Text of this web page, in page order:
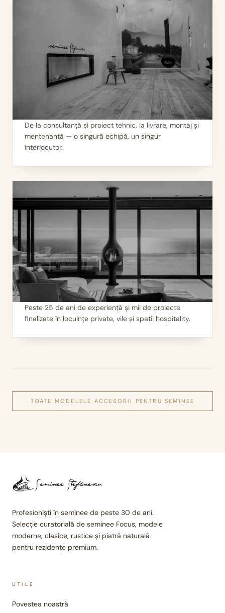
II
Servicii 360°
De la consultanță și proiect tehnic, la livrare, montaj și
mentenanță — o singură echipă, un singur
interlocutor.
III
Peste 25 de ani de experiență și mii de proiecte
finalizate în locuințe private, vile și spații hospitality.
TOATE MODELELE ACCESORII PENTRU SEMINEE
Profesioniști în seminee de peste 30 de ani.
Selecție curatorială de seminee Focus, modele
moderne, clasice, rustice și piatră naturală
pentru rezidențe premium.
UTILE
Povestea noastră